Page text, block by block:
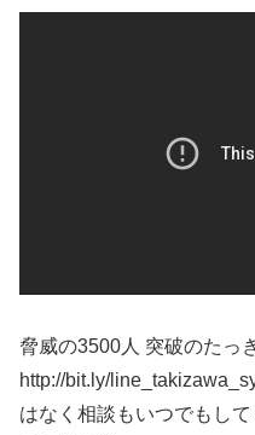
脅威の3500人 突破のたっ
http://bit.ly/
はなく相談もいつでもし